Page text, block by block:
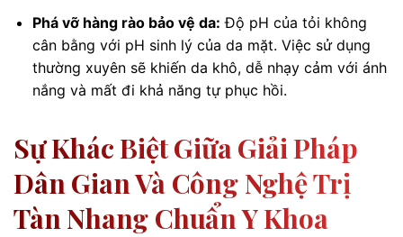
Phá vỡ hàng rào bảo vệ da: Độ pH của tỏi không
cân bằng với pH sinh lý của da mặt. Việc sử dụng
thường xuyên sẽ khiến da khô, dễ nhạy cảm với ánh
nắng và mất đi khả năng tự phục hồi.
Sự Khác Biệt Giữa Giải Pháp
Dân Gian Và Công Nghệ Trị
Tàn Nhang Chuẩn Y Khoa